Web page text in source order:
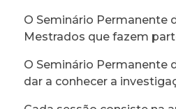
O Seminário Permanente
Mestrados que fazem
O Seminário Permanente
dar a conhecer a